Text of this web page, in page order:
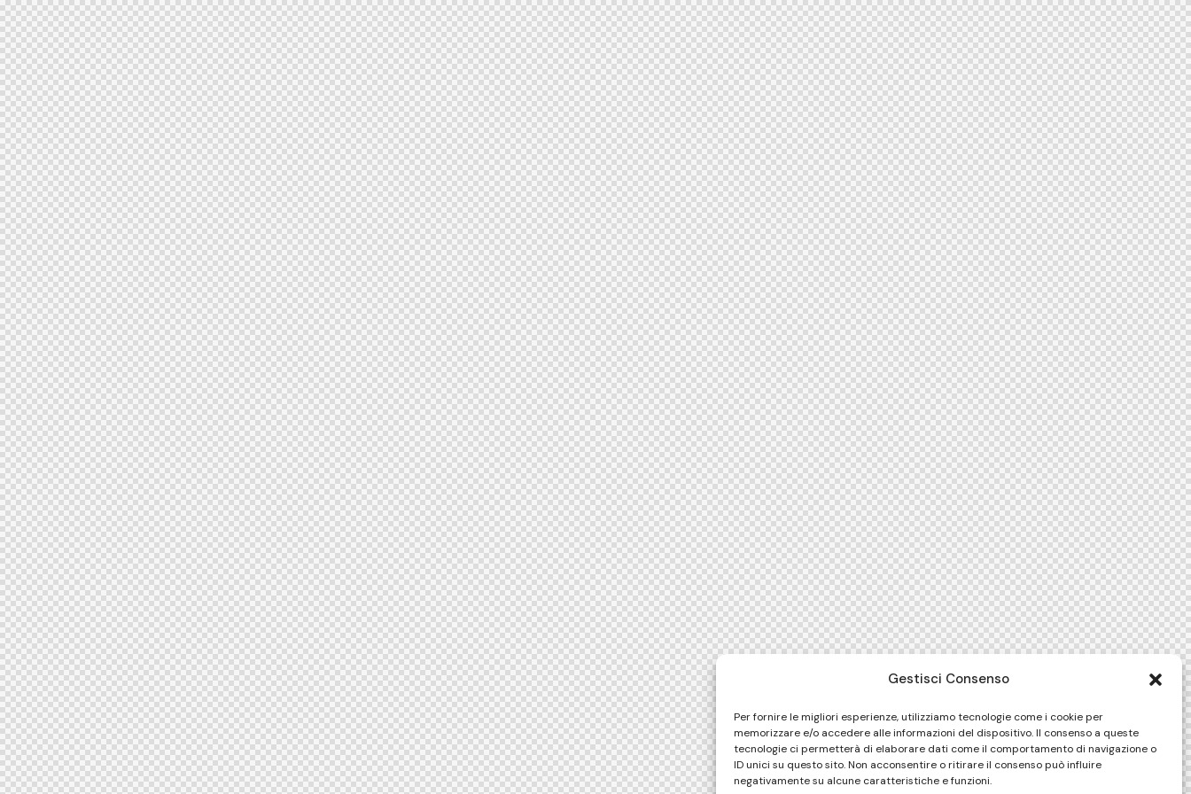
Gestisci Consenso
Per fornire le migliori esperienze, utilizziamo tecnologie come i cookie per
memorizzare e/o accedere alle informazioni del dispositivo. Il consenso a queste
tecnologie ci permetterà di elaborare dati come il comportamento di navigazione o
ID unici su questo sito. Non acconsentire o ritirare il consenso può influire
negativamente su alcune caratteristiche e funzioni.